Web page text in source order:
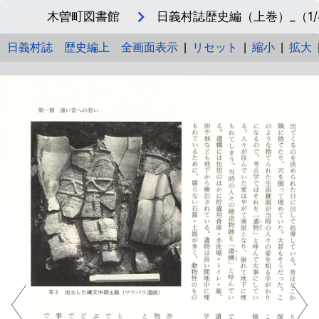
木曽町図書館 日義村誌歴史編（上巻）_（